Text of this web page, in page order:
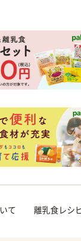
て 離乳食レシ